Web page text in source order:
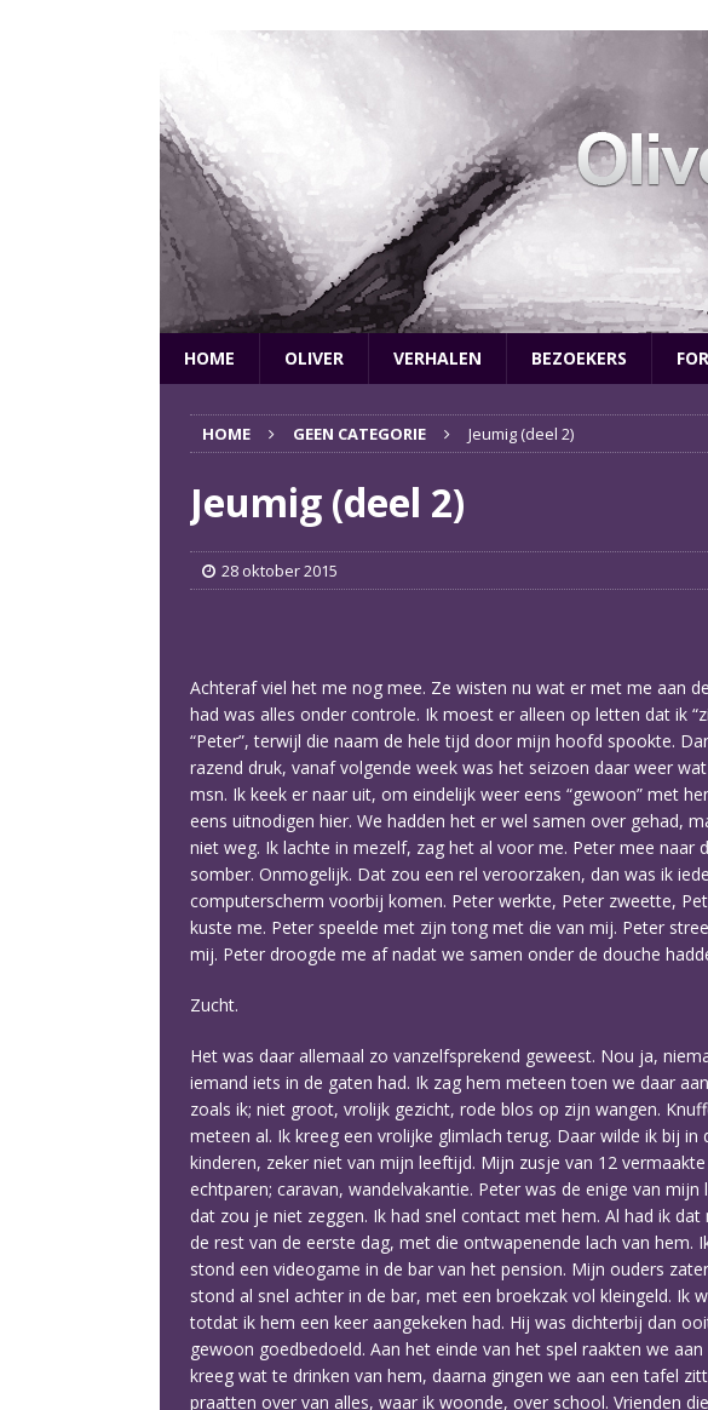
HOME OLIVER VERHALEN BEZOEKERS
HOME GEEN CATEGORIE Jeumig (deel 2)
Jeumig (deel 2)
28 oktober 2015
Achteraf viel het me nog mee. Ze wisten nu wat er met me aan
had was alles onder controle. Ik moest er alleen op letten dat ik
“Peter”, terwijl die naam de hele tijd door mijn hoofd spookte.
razend druk, vanaf volgende week was het seizoen daar weer
msn. Ik keek er naar uit, om eindelijk weer eens “gewoon” met
eens uitnodigen hier. We hadden het er wel samen over gehad,
niet weg. Ik lachte in mezelf, zag het al voor me. Peter mee
somber. Onmogelijk. Dat zou een rel veroorzaken, dan was ik
computerscherm voorbij komen. Peter werkte, Peter zweette,
kuste me. Peter speelde met zijn tong met die van mij. Peter
mij. Peter droogde me af nadat we samen onder de douche
Zucht.
Het was daar allemaal zo vanzelfsprekend geweest. Nou ja,
iemand iets in de gaten had. Ik zag hem meteen toen we daar
zoals ik; niet groot, vrolijk gezicht, rode blos op zijn wangen.
meteen al. Ik kreeg een vrolijke glimlach terug. Daar wilde ik bij
kinderen, zeker niet van mijn leeftijd. Mijn zusje van 12
echtparen; caravan, wandelvakantie. Peter was de enige van
dat zou je niet zeggen. Ik had snel contact met hem. Al had ik
de rest van de eerste dag, met die ontwapenende lach van
stond een videogame in de bar van het pension. Mijn ouders
stond al snel achter in de bar, met een broekzak vol kleingeld.
totdat ik hem een keer aangekeken had. Hij was dichterbij dan
gewoon goedbedoeld. Aan het einde van het spel raakten we
kreeg wat te drinken van hem, daarna gingen we aan een tafel
praatten over van alles, waar ik woonde, over school. Vrienden